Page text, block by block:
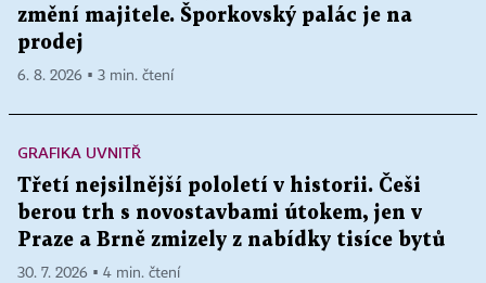
změní majitele. Šporkovský palác je na
prodej
6. 8. 2026 ▪ 3 min. čtení
GRAFIKA UVNITŘ
Třetí nejsilnější pololetí v historii. Češi
berou trh s novostavbami útokem, jen v
Praze a Brně zmizely z nabídky tisíce bytů
30. 7. 2026 ▪ 4 min. čtení